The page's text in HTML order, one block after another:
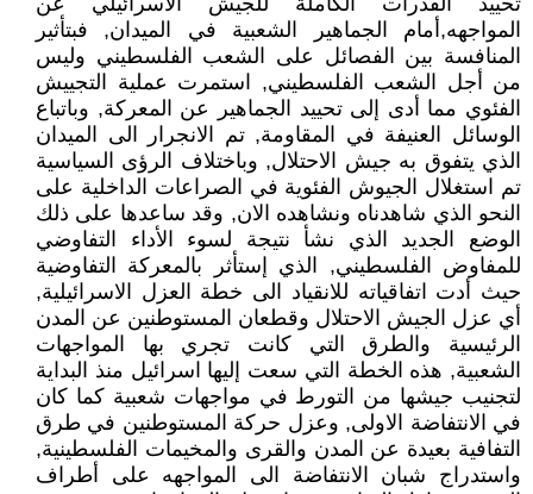
المواجهه,أمام الجماهير الشعبية في الميدان, فبتأثير
المنافسة بين الفصائل على الشعب الفلسطيني وليس
من أجل الشعب الفلسطيني, استمرت عملية التجييش
الفئوي مما أدى إلى تحييد الجماهير عن المعركة, وباتباع
الوسائل العنيفة في المقاومة, تم الانجرار الى الميدان
الذي يتفوق به جيش الاحتلال, وباختلاف الرؤى السياسية
تم استغلال الجيوش الفئوية في الصراعات الداخلية على
النحو الذي شاهدناه ونشاهده الان, وقد ساعدها على ذلك
الوضع الجديد الذي نشأ نتيجة لسوء الأداء التفاوضي
للمفاوض الفلسطيني, الذي إستأثر بالمعركة التفاوضية
حيث أدت اتفاقياته للانقياد الى خطة العزل الاسرائيلية,
أي عزل الجيش الاحتلال وقطعان المستوطنين عن المدن
الرئيسية والطرق التي كانت تجري بها المواجهات
الشعبية, هذه الخطة التي سعت إليها اسرائيل منذ البداية
لتجنيب جيشها من التورط في مواجهات شعبية كما كان
في الانتفاضة الاولى, وعزل حركة المستوطنين في طرق
التفافية بعيدة عن المدن والقرى والمخيمات الفلسطينية,
واستدراج شبان الانتفاضة الى المواجهه على أطراف